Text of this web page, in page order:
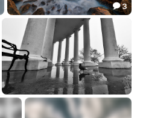
... Затерянный мир...
36.93
 3
Городские зарисовки...
7.57